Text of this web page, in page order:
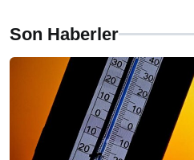
Son Haberler